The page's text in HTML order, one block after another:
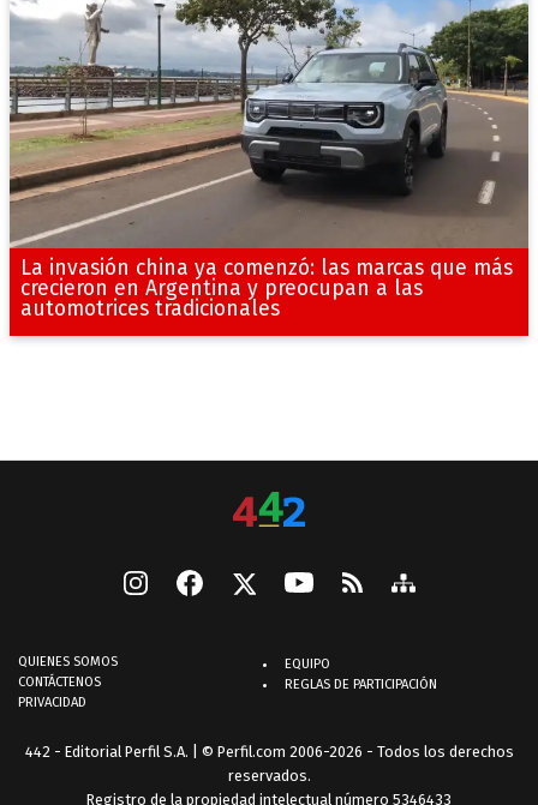
La invasión china ya comenzó: las marcas que más
crecieron en Argentina y preocupan a las
automotrices tradicionales
QUIENES SOMOS
CONTÁCTENOS
PRIVACIDAD
EQUIPO
REGLAS DE PARTICIPACIÓN
442 - Editorial Perfil S.A. | © Perfil.com 2006-2026 - Todos los derechos
reservados.
Registro de la propiedad intelectual número 5346433